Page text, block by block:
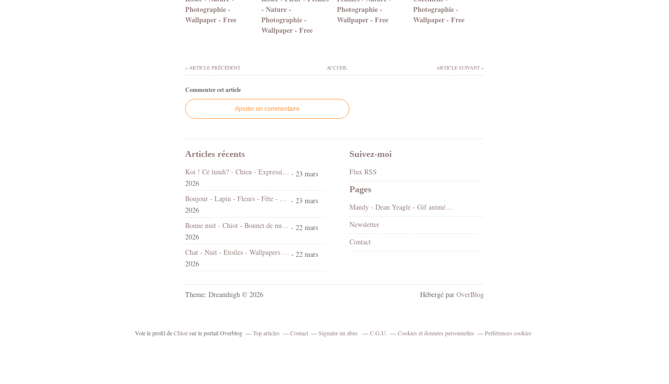
Photographie -
Wallpaper - Free
- Nature -
Photographie -
Wallpaper - Free
Photographie -
Wallpaper - Free
Photographie -
Wallpaper - Free
ACCUEIL
« ARTICLE PRÉCÉDENT ARTICLE SUIVANT »
Commenter cet article
Ajouter un commentaire
Articles récents
Koi ! Cé lundi? - Chien - Expression - Gif scintillant - Gratuit - 23 mars
2026
Bonjour - Lapin - Fleurs - Fête - Pâques - Gif scintillant - Gratuit - 23 mars
2026
Bonne nuit - Chiot - Bonnet de nuit - Cute - Gif animé - Gratuit - 22 mars
2026
Chat - Nuit - Etoiles - Wallpapers Free - 22 mars
2026
Suivez-moi
Flux RSS
Pages
Mandy - Dean Yeagle - Gif animé - Scintillants - Render-Tube - Gratuit
Newsletter
Contact
Theme: Dreamhigh © 2026 Hébergé par OverBlog
Voir le profil deChloésur le portail Overblog Top articles Contact Signaler un abus C.G.U. Cookies et données personnelles Préférences cookies